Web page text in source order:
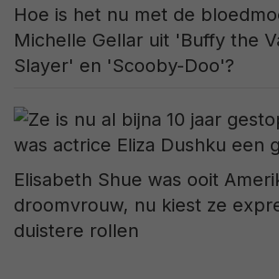
Hoe is het nu met de
Michelle Gellar uit 'Buffy the
Slayer' en 'Scooby-Doo'?
Elisabeth Shue was ooit
droomvrouw, nu kiest ze
duistere rollen